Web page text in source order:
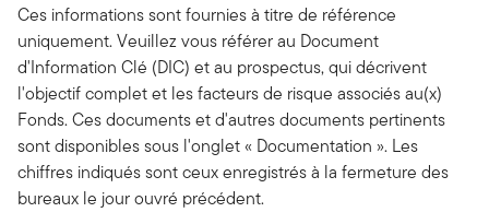
Ces informations sont fournies à titre de référence
uniquement. Veuillez vous référer au Document
d'Information Clé (DIC) et au prospectus, qui décrivent
l'objectif complet et les facteurs de risque associés au(x)
Fonds. Ces documents et d'autres documents pertinents
sont disponibles sous l'onglet « Documentation ». Les
chiffres indiqués sont ceux enregistrés à la fermeture des
bureaux le jour ouvré précédent.